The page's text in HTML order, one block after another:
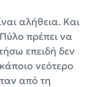
αλήθεια. Και
πρέπει να
επειδή δεν
νεότερο
από τη